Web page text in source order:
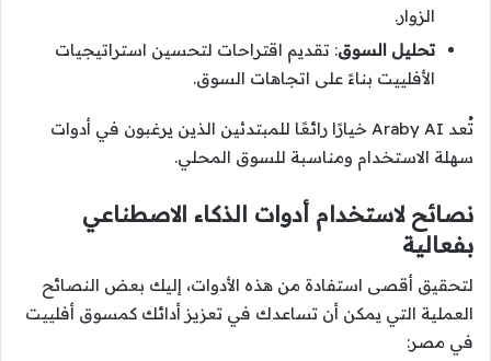
الزوار.
تحليل السوق: تقديم اقتراحات لتحسين استراتيجيات
الأفلييت بناءً على اتجاهات السوق.
تُعد Araby AI خيارًا رائعًا للمبتدئين الذين يرغبون في أدوات
سهلة الاستخدام ومناسبة للسوق المحلي.
نصائح لاستخدام أدوات الذكاء الاصطناعي
بفعالية
لتحقيق أقصى استفادة من هذه الأدوات، إليك بعض النصائح
العملية التي يمكن أن تساعدك في تعزيز أدائك كمسوق أفلييت
في مصر: